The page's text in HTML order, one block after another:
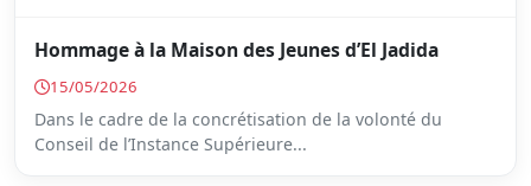
Hommage à la Maison des Jeunes d’El Jadida
15/05/2026
Dans le cadre de la concrétisation de la volonté du
Conseil de l’Instance Supérieure...